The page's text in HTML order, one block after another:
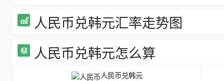
人民币兑韩元汇率走势图
人民币兑韩元怎么算
人民币兑韩元